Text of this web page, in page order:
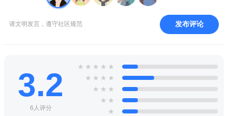
请文明发言，遵守社区规范 发布评论
3.2
6人评分
★ ★ ★ ★ ★
★ ★ ★ ★
★ ★ ★
★ ★
★